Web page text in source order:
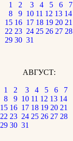
1 2 3 4 5 6
7
8
9 10 11 12 13 14
15 16 17 18 19 20 21
22 23 24 25 26 27 28
29 30 31
АВГУСТ:
1 2 3 4 5 6
7
8
9 10 11 12 13 14
15 16 17 18 19 20 21
22 23 24 25 26 27 28
29 30 31